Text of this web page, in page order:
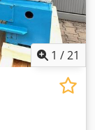
1 /21